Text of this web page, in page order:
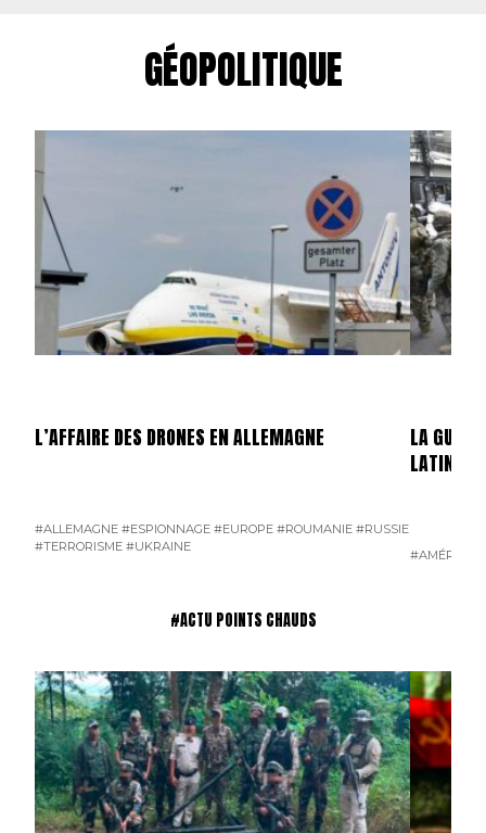
GÉOPOLITIQUE
L’AFFAIRE DES DRONES EN ALLEMAGNE
#ALLEMAGNE #ESPIONNAGE #EUROPE #ROUMANIE #RUSSIE
#TERRORISME #UKRAINE
LA
LATINE
#ACTU POINTS CHAUDS